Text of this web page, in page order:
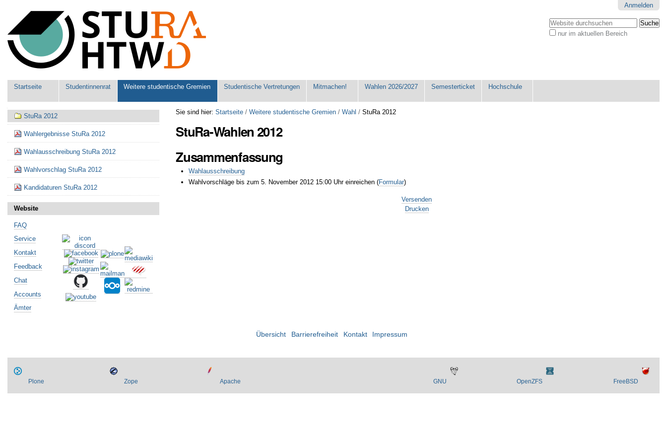
Werkzeuge
Anmelden
Website durchsuchen
nur im aktuellen Bereich
Sektionen
Startseite Studentinnenrat Weitere studentische Gremien Studentische Vertretungen Mitmachen! Wahlen 2026/2027 Semesterticket Hochschule
Sie sind hier: Startseite /Weitere studentische Gremien /Wahl /StuRa 2012
StuRa-Wahlen 2012
Zusammenfassung
Wahlausschreibung
Wahlvorschläge bis zum 5. November 2012 15:00 Uhr einreichen (Formular)
Versenden
Drucken
Navigation
StuRa 2012
Wahlergebnisse StuRa 2012
Wahlausschreibung StuRa 2012
Wahlvorschlag StuRa 2012
Kandidaturen StuRa 2012
Website
FAQ
Service
Kontakt
Feedback
Chat
Accounts
Ämter
Übersicht Barrierefreiheit Kontakt Impressum
Plone Zope Apache GNU OpenZFS FreeBSD